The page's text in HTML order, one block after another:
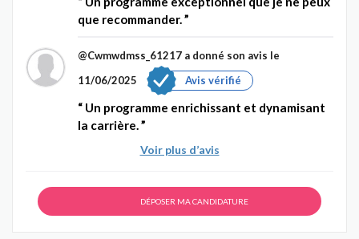
que recommander.
@Cwmwdmss_61217 a donné son avis le
11/06/2025
Avis vérifié
Un programme enrichissant et dynamisant
la carrière.
Voir plus d’avis
DÉPOSER MA CANDIDATURE